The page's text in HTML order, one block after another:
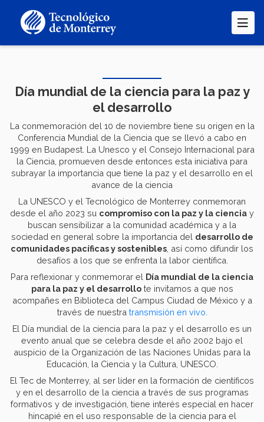
contenido
Día mundial de la ciencia para la paz y
el desarrollo
La conmemoración del 10 de noviembre tiene su origen en la
Conferencia Mundial de la Ciencia que se llevó a cabo en
1999 en Budapest. La Unesco y el Consejo Internacional para
la Ciencia, promueven desde entonces esta iniciativa para
subrayar la importancia que tiene la paz y el desarrollo en el
avance de la ciencia
La UNESCO y el Tecnológico de Monterrey conmemoran
desde el año 2023 su compromiso con la paz y la ciencia y
buscan sensibilizar a la comunidad académica y a la
sociedad en general sobre la importancia del desarrollo de
comunidades pacíficas y sostenibles, así como difundir los
desafíos a los que se enfrenta la labor científica.
Para reflexionar y conmemorar el Día mundial de la ciencia
para la paz y el desarrollote invitamos a que nos
acompañes en Biblioteca del Campus Ciudad de México y a
través de nuestra transmisión en vivo.
El Día mundial de la ciencia para la paz y el desarrollo es un
evento anual que se celebra desde el año 2002 bajo el
auspicio de la Organización de las Naciones Unidas para la
Educación, la Ciencia y la Cultura, UNESCO.
El Tec de Monterrey, al ser líder en la formación de científicos
y en el desarrollo de la ciencia a través de sus programas
formativos y de investigación, tiene interés especial en hacer
hincapié en el uso responsable de la ciencia para el